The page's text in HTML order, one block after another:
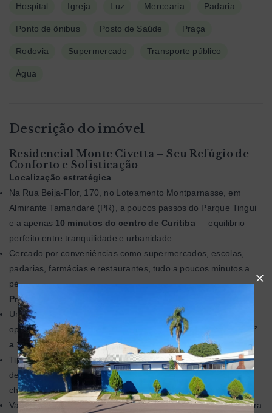
Hospital Igreja Luz Mercearia Padaria
Ponto de ônibus Posto de Saúde Praça
Rodovia Supermercado Transporte público
Água
Descrição do imóvel
Residencial Monte Civetta – Seu Refúgio de
Conforto e Sofisticação
Localização estratégica
Na Rua Beija-Flor, 170, no Loteamento Montparnasse, em
Almirante Tamandaré (PR), a poucos passos do Parque Tingui
e a apenas 10 minutos do centro de Curitiba — equilibrio
perfeito entre tranquilidade e urbanidade.
Cercado por conveniências como supermercados, escolas,
padarias, farmácias e restaurantes, tudo a poucos minutos a
pé.
Projeto único e elegante
Um prédio de
18 apartamentos
opções de plantas para todos os estilos de vida — de
55,23 m²
a 111,09 m².
Tipologias variadas: 2 quartos simples ou com suíte, e duplex
de 3 quartos com suíte — todos com sacada e algumas com
churrasqueira.
Vagas de garagem: 1 vaga para unidades padrão, 2 vagas para